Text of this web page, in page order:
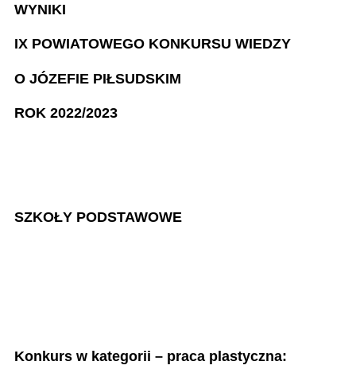
WYNIKI
IX POWIATOWEGO KONKURSU WIEDZY
O JÓZEFIE PIŁSUDSKIM
ROK 2022/2023
SZKOŁY PODSTAWOWE
Konkurs w kategorii – praca plastyczna: